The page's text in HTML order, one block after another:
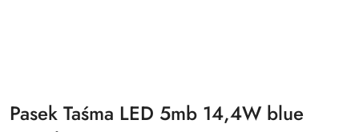
Pasek Taśma LED 5mb 14,4W blue